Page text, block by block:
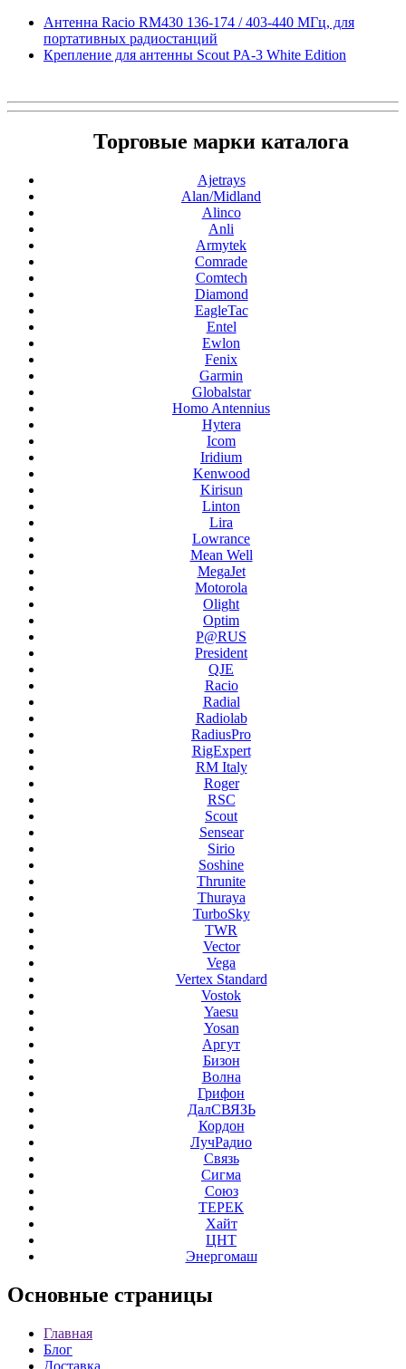
Антенна Racio RM430 136-174 / 403-440 МГц, для
портативных радиостанций
Крепление для антенны Scout PA-3 White Edition
Торговые марки каталога
Ajetrays
Alan/Midland
Alinco
Anli
Armytek
Comrade
Comtech
Diamond
EagleTac
Entel
Ewlon
Fenix
Garmin
Globalstar
Homo Antennius
Hytera
Icom
Iridium
Kenwood
Kirisun
Linton
Lira
Lowrance
Mean Well
MegaJet
Motorola
Olight
Optim
P@RUS
President
QJE
Racio
Radial
Radiolab
RadiusPro
RigExpert
RM Italy
Roger
RSC
Scout
Sensear
Sirio
Soshine
Thrunite
Thuraya
TurboSky
TWR
Vector
Vega
Vertex Standard
Vostok
Yaesu
Yosan
Аргут
Бизон
Волна
Грифон
ДалСВЯЗЬ
Кордон
ЛучРадио
Связь
Сигма
Союз
ТЕРЕК
Хайт
ЦНТ
Энергомаш
Основные страницы
Главная
Блог